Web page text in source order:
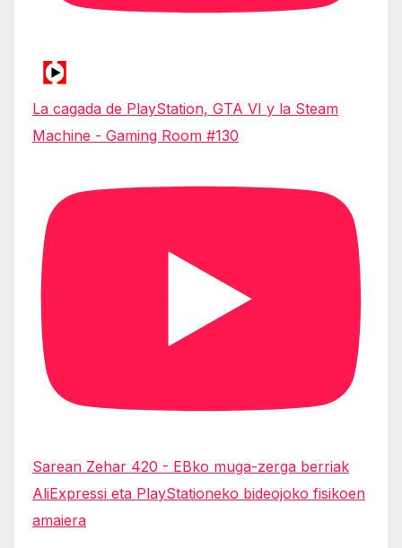
La cagada de PlayStation, GTA VI y la Steam
Machine - Gaming Room #130
Sarean Zehar 420 - EBko muga-zerga berriak
AliExpressi eta PlayStationeko bideojoko fisikoen
amaiera